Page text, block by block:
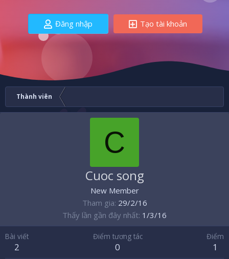
Đăng nhập Tạo tài khoản
Thành viên
C
Cuoc song
New Member
Tham gia 29/2/16
Thấy lần gần đây nhất 1/3/16
Bài viết
2
Điểm tương tác
0
Điểm
1